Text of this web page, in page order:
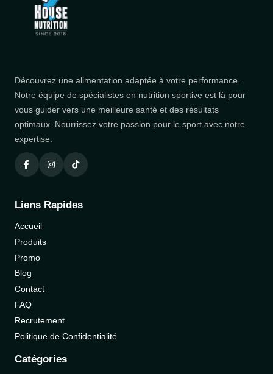
Découvrez une alimentation adaptée à votre performance.
Notre équipe de spécialistes en nutrition sportive est là pour
vous guider vers une meilleure santé et des résultats
optimaux. Nourrissez votre passion pour le sport avec notre
expertise.
Liens Rapides
Accueil
Produits
Promo
Blog
Contact
FAQ
Recrutement
Politique de Confidentialité
Catégories